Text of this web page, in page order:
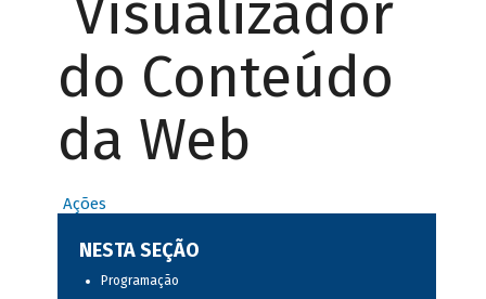
Visualizador
do Conteúdo
da Web
Ações
NESTA SEÇÃO
Programação